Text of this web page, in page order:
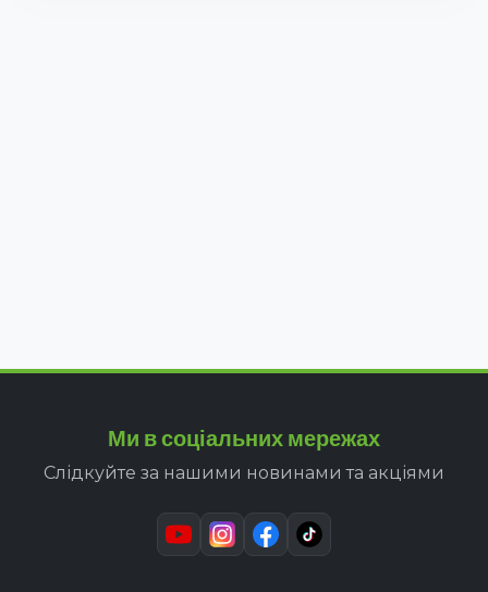
Ми в соціальних мережах
Слідкуйте за нашими новинами та акціями